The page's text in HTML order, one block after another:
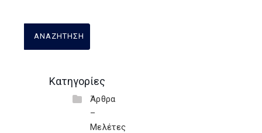
Κατηγορίες
Άρθρα
–
Μελέτες